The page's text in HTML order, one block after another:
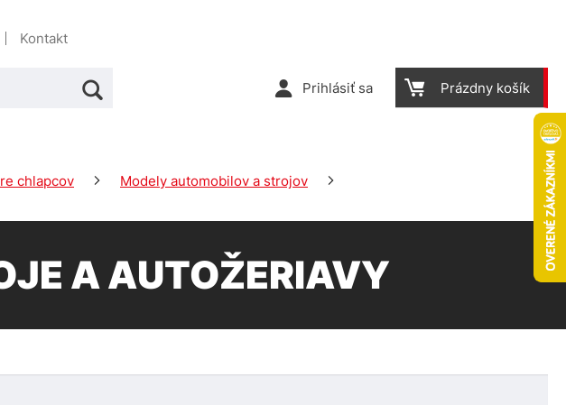
Prihlásiť sa Prázdny košík
Kontakt
chlapcov
Modely automobilov a strojov
A AUTOŽERIAVY